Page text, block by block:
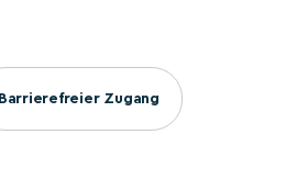
Barrierefreier Zugang